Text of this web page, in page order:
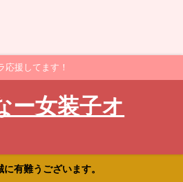
援してます！
ー女装子オ
有難うございます。